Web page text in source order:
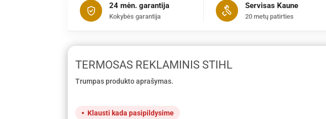
24 mėn. garantija
Kokybės garantija
Servisas Kaune
20 metų patirties
TERMOSAS REKLAMINIS STIHL
Trumpas produkto aprašymas.
Klausti kada pasipildysime